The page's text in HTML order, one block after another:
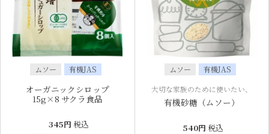
ムソー 有機JAS
オーガニックシロップ
15g×8 サクラ食品
345 税込
ムソー 有機JAS
大切な家族のために使いたい、
有機砂糖（ムソー）
540 税込